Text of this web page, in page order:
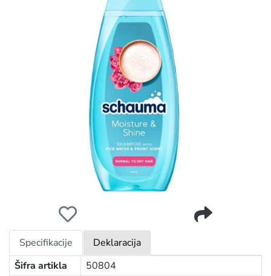
Specifikacije
Deklaracija
Šifra artikla
50804